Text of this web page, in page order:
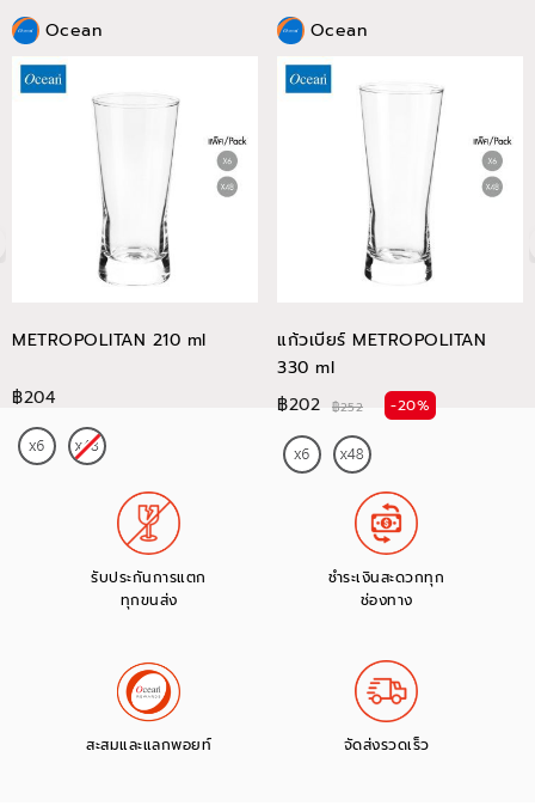
Ocean
METROPOLITAN 210 ml
฿204
Ocean
แก้วเบียร์ METROPOLITAN
330 ml
฿202
฿252 -20%
รับประกันการแตก
ทุกขนส่ง
ชำระเงินสะดวกทุก
ช่องทาง
สะสมและแลกพอยท์ จัดส่งรวดเร็ว